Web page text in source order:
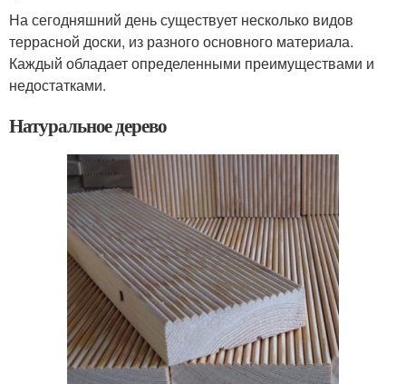
На сегодняшний день существует несколько видов
террасной доски, из разного основного материала.
Каждый обладает определенными преимуществами и
недостатками.
Натуральное дерево